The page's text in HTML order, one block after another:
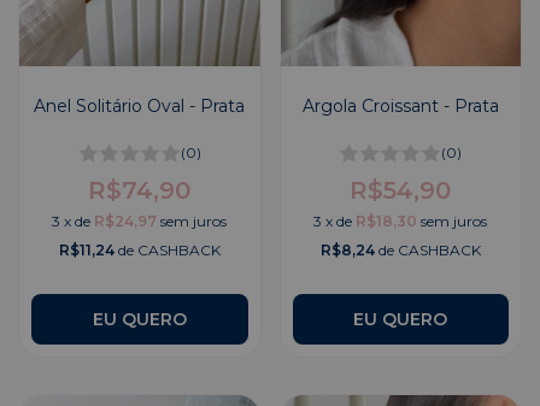
Anel Solitário Oval - Prata
(0)
R$74,90
3 xde R$24,97 sem juros
R$11,24de CASHBACK
EU QUERO
Argola Croissant - Prata
(0)
R$54,90
3 xde R$18,30 sem juros
R$8,24de CASHBACK